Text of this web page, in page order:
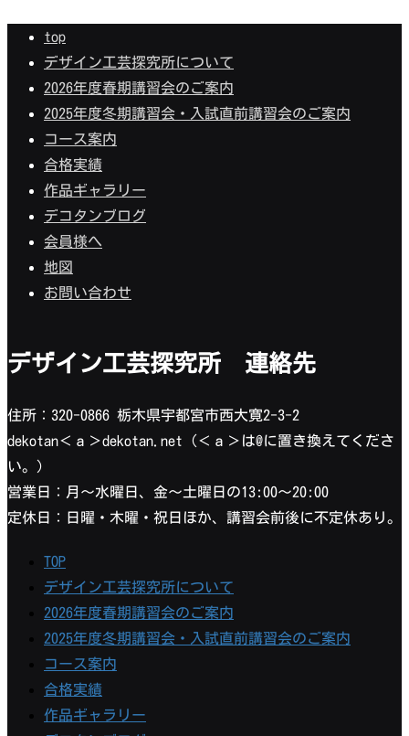
top
デザイン工芸探究所について
2026年度春期講習会のご案内
2025年度冬期講習会・入試直前講習会のご案内
コース案内
合格実績
作品ギャラリー
デコタンブログ
会員様へ
地図
お問い合わせ
デザイン工芸探究所 連絡先
住所：320-0866 栃木県宇都宮市西大寛2-3-2
dekotan＜ａ＞dekotan.net（＜ａ＞は@に置き換えてくださ
い。）
営業日：月〜水曜日、金〜土曜日の13:00〜20:00
定休日：日曜・木曜・祝日ほか、講習会前後に不定休あり。
TOP
デザイン工芸探究所について
2026年度春期講習会のご案内
2025年度冬期講習会・入試直前講習会のご案内
コース案内
合格実績
作品ギャラリー